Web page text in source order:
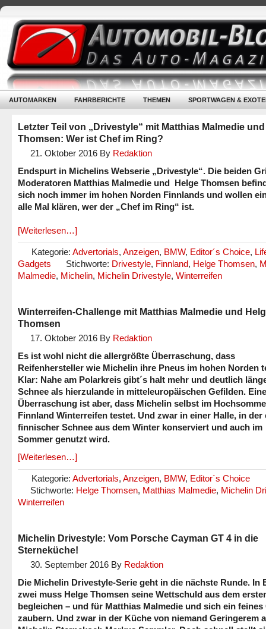
AUTOMARKEN FAHRBERICHTE THEMEN SPORTWAGEN &
Letzter Teil von „Drivestyle“ mit Matthias Malmedie
Thomsen: Wer ist Chef im Ring?
21. Oktober 2016 By Redaktion
Endspurt in Michelins Webserie „Drivestyle“. Die beiden
Moderatoren Matthias Malmedie und Helge Thomsen
sich noch immer im hohen Norden Finnlands und wollen
alle Mal klären, wer der „Chef im Ring“ ist.
[Weiterlesen…]
Kategorie: Advertorials, Anzeigen, BMW, Editor´s Choice,
Gadgets
Stichworte: Drivestyle, Finnland, Helge Thomsen,
Malmedie, Michelin, Michelin Drivestyle, Winterreifen
Winterreifen-Challenge mit Matthias Malmedie und
Thomsen
17. Oktober 2016 By Redaktion
Es ist wohl nicht die allergrößte Überraschung, dass
Reifenhersteller wie Michelin ihre Pneus im hohen Norden
Klar: Nahe am Polarkreis gibt´s halt mehr und deutlich
Schnee als hierzulande in mitteleuropäischen Gefilden.
Überraschung ist aber, dass Michelin selbst im
Finnland Winterreifen testet. Und zwar in einer Halle, in der
finnischer Schnee aus dem Winter konserviert und auch im
Sommer genutzt wird.
[Weiterlesen…]
Kategorie: Advertorials, Anzeigen, BMW, Editor´s Choice
Stichworte: Helge Thomsen, Matthias Malmedie, Michelin
Winterreifen
Michelin Drivestyle: Vom Porsche Cayman GT 4 in die
Sterneküche!
30. September 2016 By Redaktion
Die Michelin Drivestyle-Serie geht in die nächste Runde. In
zwei muss Helge Thomsen seine Wettschuld aus dem
begleichen – und für Matthias Malmedie und sich ein feines
zaubern. Und zwar in der Küche von niemand Geringerem